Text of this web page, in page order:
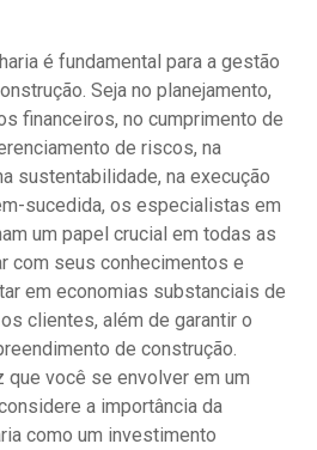
é fundamental para a gestão
Seja no planejamento,
financeiros, no cumprimento de
de riscos, na
sustentabilidade, na execução
sucedida, os especialistas em
um papel crucial em todas as
com seus conhecimentos e
em economias substanciais de
clientes, além de garantir o
de construção.
que você se envolver em um
a importância da
como um investimento